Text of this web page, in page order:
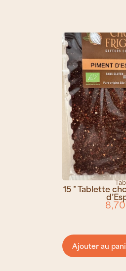
15 * Tablette
8,70
Ajouter au